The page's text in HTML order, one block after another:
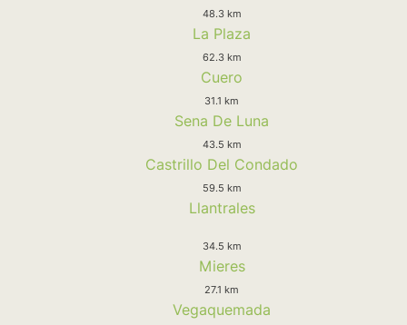
48.3 km
La Plaza
62.3 km
Cuero
31.1 km
Sena De Luna
43.5 km
Castrillo Del Condado
59.5 km
Llantrales
34.5 km
Mieres
27.1 km
Vegaquemada